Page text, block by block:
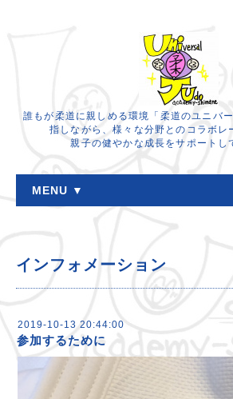
誰もが柔道に親しめる環境「柔道のユニバ
指しながら、様々な分野とのコラボレ
親子の健やかな成長をサポートし
MENU ▼
インフォメーション
2019-10-13 20:44:00
参加するために